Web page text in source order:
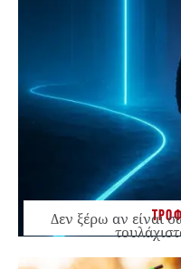
Δεν ξέρω αν είναι